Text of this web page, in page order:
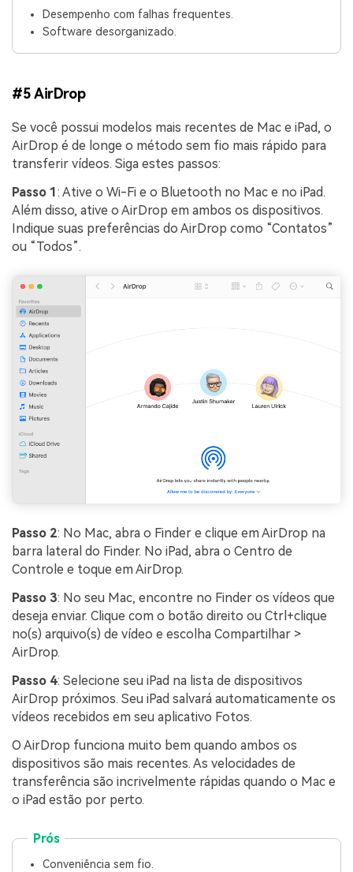
Desempenho com falhas frequentes.
Software desorganizado.
#5 AirDrop
Se você possui modelos mais recentes de Mac e iPad, o
AirDrop é de longe o método sem fio mais rápido para
transferir vídeos. Siga estes passos:
Passo 1: Ative o Wi-Fi e o Bluetooth no Mac e no iPad.
Além disso, ative o AirDrop em ambos os dispositivos.
Indique suas preferências do AirDrop como “Contatos”
ou “Todos”.
Passo 2: No Mac, abra o Finder e clique em AirDrop na
barra lateral do Finder. No iPad, abra o Centro de
Controle e toque em AirDrop.
Passo 3: No seu Mac, encontre no Finder os vídeos que
deseja enviar. Clique com o botão direito ou Ctrl+clique
no(s) arquivo(s) de vídeo e escolha Compartilhar >
AirDrop.
Passo 4: Selecione seu iPad na lista de dispositivos
AirDrop próximos. Seu iPad salvará automaticamente os
vídeos recebidos em seu aplicativo Fotos.
O AirDrop funciona muito bem quando ambos os
dispositivos são mais recentes. As velocidades de
transferência são incrivelmente rápidas quando o Mac e
o iPad estão por perto.
Prós
Conveniência sem fio.